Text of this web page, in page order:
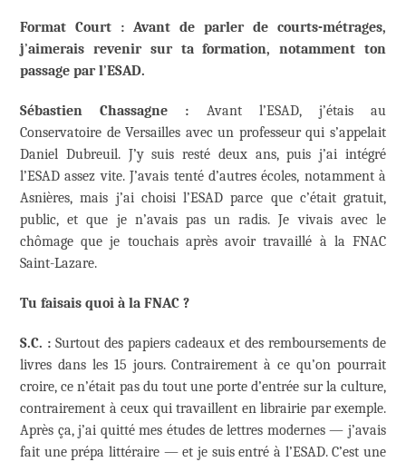
Format Court : Avant de parler de courts-métrages,
j’aimerais revenir sur ta formation, notamment ton
passage par l’ESAD.
Sébastien Chassagne : Avant l’ESAD, j’étais au
Conservatoire de Versailles avec un professeur qui s’appelait
Daniel Dubreuil. J’y suis resté deux ans, puis j’ai intégré
l’ESAD assez vite. J’avais tenté d’autres écoles, notamment à
Asnières, mais j’ai choisi l’ESAD parce que c’était gratuit,
public, et que je n’avais pas un radis. Je vivais avec le
chômage que je touchais après avoir travaillé à la FNAC
Saint-Lazare.
Tu faisais quoi à la FNAC ?
S.C. : Surtout des papiers cadeaux et des remboursements de
livres dans les 15 jours. Contrairement à ce qu’on pourrait
croire, ce n’était pas du tout une porte d’entrée sur la culture,
contrairement à ceux qui travaillent en librairie par exemple.
Après ça, j’ai quitté mes études de lettres modernes — j’avais
fait une prépa littéraire — et je suis entré à l’ESAD. C’est une